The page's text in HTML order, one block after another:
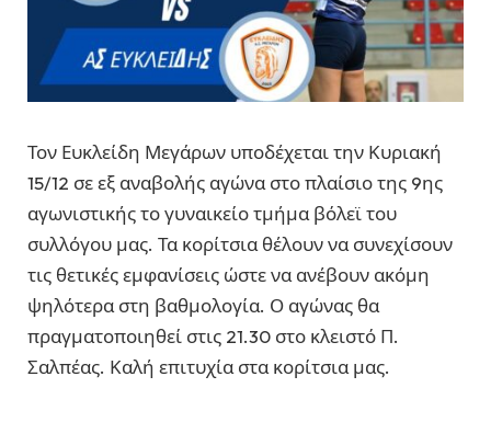
Τον Ευκλείδη Μεγάρων υποδέχεται την Κυριακή
15/12 σε εξ αναβολής αγώνα στο πλαίσιο της 9ης
αγωνιστικής το γυναικείο τμήμα βόλεϊ του
συλλόγου μας. Τα κορίτσια θέλουν να συνεχίσουν
τις θετικές εμφανίσεις ώστε να ανέβουν ακόμη
ψηλότερα στη βαθμολογία. Ο αγώνας θα
πραγματοποιηθεί στις 21.30 στο κλειστό Π.
Σαλπέας. Καλή επιτυχία στα κορίτσια μας.